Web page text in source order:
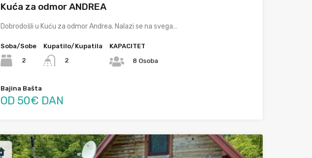
Kuća za odmor ANDREA
Dobrodošli u Kuću za odmor Andrea. Nalazi se na svega…
Soba/Sobe
2
Kupatilo/Kupatila
2
KAPACITET
8 Osoba
Bajina Bašta
OD 50€ DAN